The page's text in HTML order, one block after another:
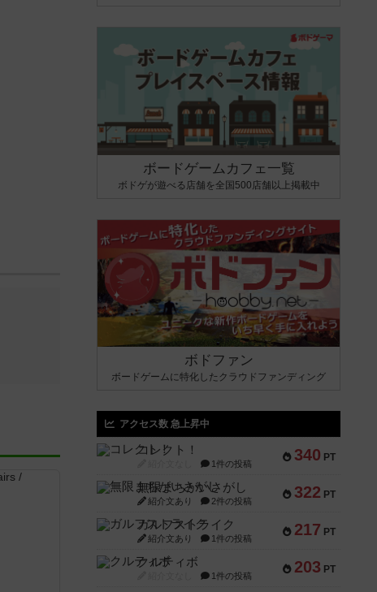
ボードゲームカフェ一覧
ボドゲが遊べる店舗を全国500店舗以上掲載中
ボドファン
ボードゲームに特化したクラウドファンディング
アクセス数 急上昇中
340 PT
コレクト！
1件の投稿
322 PT
無限まちがいさがし
紹介文あり 2件の投稿
217 PT
ガルフストライク
紹介文あり 1件の投稿
203 PT
クルティボ
1件の投稿